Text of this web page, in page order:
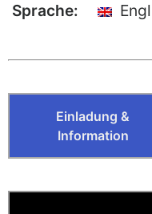
Gesamtverzeichnis
Kulturkomparatistik
Sprache:
Einladung &
Information